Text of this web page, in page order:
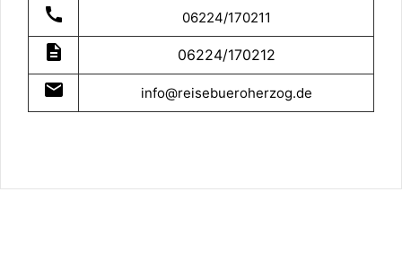
call 06224/170211
description 06224/170212
mail info@reisebueroherzog.de